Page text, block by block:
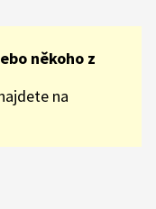
někoho z
na